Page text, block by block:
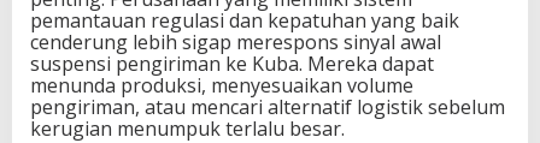
pemantauan regulasi dan kepatuhan yang baik
cenderung lebih sigap merespons sinyal awal
suspensi pengiriman ke Kuba. Mereka dapat
menunda produksi, menyesuaikan volume
pengiriman, atau mencari alternatif logistik sebelum
kerugian menumpuk terlalu besar.